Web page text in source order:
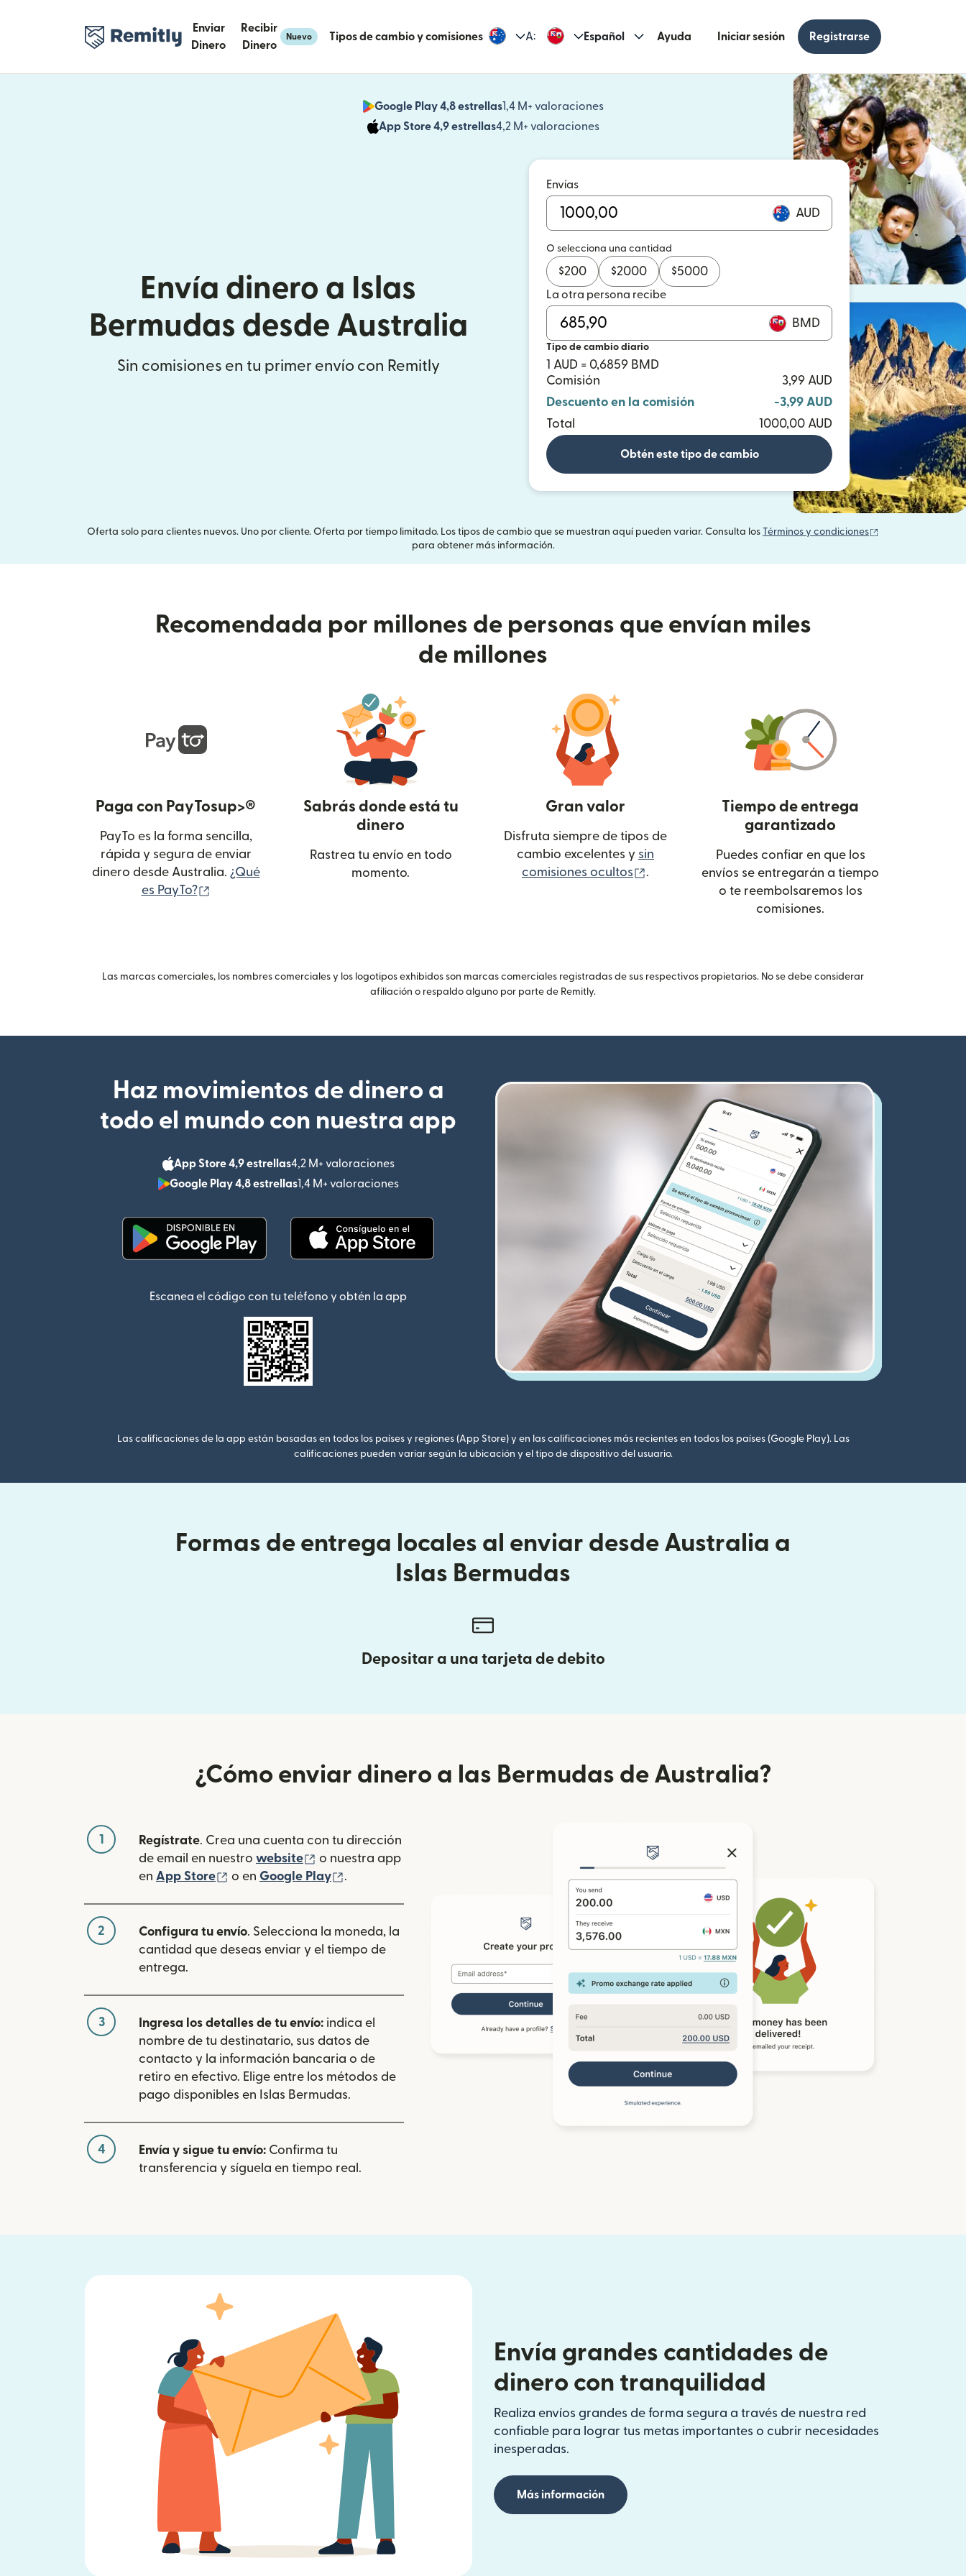
Enviar
Dinero
Recibir
Dinero
Nuevo Tipos de cambio y comisiones A: Español Ayuda Iniciar sesión Registrarse
Google Play 4,8 estrellas1,4 M+ valoraciones
(se abre en una ventana nueva)
App Store 4,9 estrellas4,2 M+ valoraciones
(se abre en una ventana nueva)
Envía dinero a Islas
Bermudas desde Australia
Sin comisiones en tu primer envío con Remitly
Envías
AUD
O selecciona una cantidad
$200 $2000 $5000
La otra persona recibe
BMD
Tipo de cambio diario
1 AUD = 0,6859 BMD
Comisión
3,99 AUD
Descuento en la comisión
-3,99 AUD
Total
1000,00 AUD
Obtén este tipo de cambio
Oferta solo para clientes nuevos. Uno por cliente. Oferta por tiempo limitado. Los tipos de cambio que se muestran aquí pueden variar. Consulta los Términos y condiciones
para obtener más información.
Recomendada por millones de personas que envían miles
de millones
Paga con PayTosup>®
PayTo es la forma sencilla,
rápida y segura de enviar
dinero desde Australia. ¿Qué
es PayTo?
Sabrás donde está tu
dinero
Rastrea tu envío en todo
momento.
Gran valor
Disfruta siempre de tipos de
cambio excelentes y sin
comisiones ocultos
(se abre en una ventana nueva)
.
Tiempo de entrega
garantizado
Puedes confiar en que los
envíos se entregarán a tiempo
o te reembolsaremos los
comisiones.
Las marcas comerciales, los nombres comerciales y los logotipos exhibidos son marcas comerciales registradas de sus respectivos propietarios. No se debe considerar
afiliación o respaldo alguno por parte de Remitly.
Haz movimientos de dinero a
todo el mundo con nuestra app
App Store 4,9 estrellas4,2 M+ valoraciones
(se abre en una ventana nueva)
Google Play 4,8 estrellas1,4 M+ valoraciones
(se abre en una ventana nueva)
Escanea el código con tu teléfono y obtén la app
Las calificaciones de la app están basadas en todos los países y regiones (App Store) y en las calificaciones más recientes en todos los países (Google Play). Las
calificaciones pueden variar según la ubicación y el tipo de dispositivo del usuario.
Formas de entrega locales al enviar desde Australia a
Islas Bermudas
Depositar a una tarjeta de debito
¿Cómo enviar dinero a las Bermudas de Australia?
1 Regístrate. Crea una cuenta con tu dirección
de email en nuestro website (se abre en una ventana nueva)
o nuestra app
en App Store (se abre en una ventana nueva)
o en Google Play .
2 Configura tu envío. Selecciona la moneda, la
cantidad que deseas enviar y el tiempo de
entrega.
3 Ingresa los detalles de tu envío: indica el
nombre de tu destinatario, sus datos de
contacto y la información bancaria o de
retiro en efectivo. Elige entre los métodos de
pago disponibles en Islas Bermudas.
4 Envía y sigue tu envío: Confirma tu
transferencia y síguela en tiempo real.
Envía grandes cantidades de
dinero con tranquilidad
Realiza envíos grandes de forma segura a través de nuestra red
confiable para lograr tus metas importantes o cubrir necesidades
inesperadas.
Más información